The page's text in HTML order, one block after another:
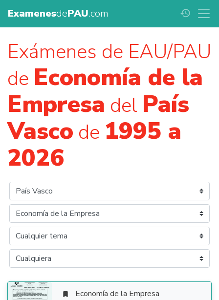
ExamenesdePAU.com history
Exámenes de EAU/PAU
de Economía de la
Empresa del País
Vasco de 1995 a
2026
 Economía de la Empresa